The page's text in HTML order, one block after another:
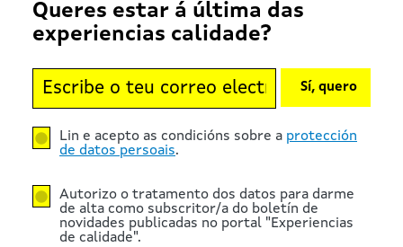
Queres estar á última das
experiencias calidade?
Lin e acepto as condicións sobre a protección
de datos persoais.
Autorizo o tratamento dos datos para darme
de alta como subscritor/a do boletín de
novidades publicadas no portal "Experiencias
de calidade".
Sí, quero